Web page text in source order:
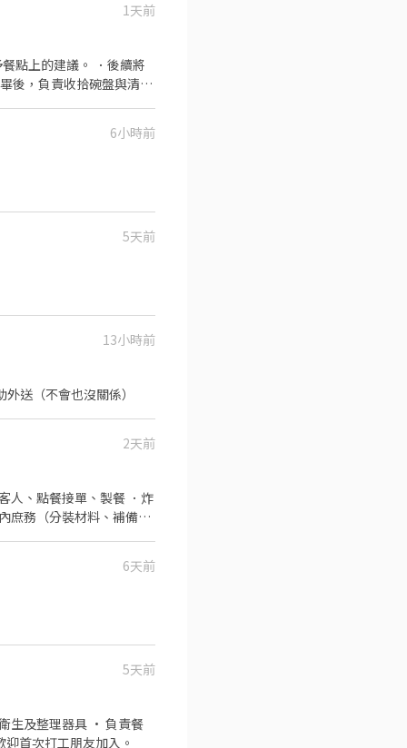
1天前
點上的建議。 ．後續將
後，負責收拾碗盤與清理
6小時前
5天前
13小時前
簡單收銀 5.協助外送（不會也沒關係）
2天前
庶務（分裝材料、補備
6天前
5天前
提供免費員工餐點 • 團隊合作氛圍良好 無經驗可，歡迎首次打工朋友加入。